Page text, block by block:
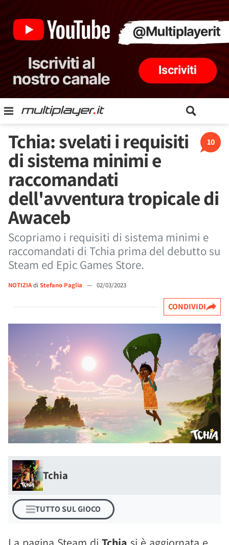
10
Tchia: svelati i requisiti
di sistema minimi e
raccomandati
dell'avventura tropicale di
Awaceb
Scopriamo i requisiti di sistema minimi e
raccomandati di Tchia prima del debutto su
Steam ed Epic Games Store.
NOTIZIAdi Stefano Paglia — 02/03/2023
CONDIVIDI
Tchia
TUTTO SUL GIOCO